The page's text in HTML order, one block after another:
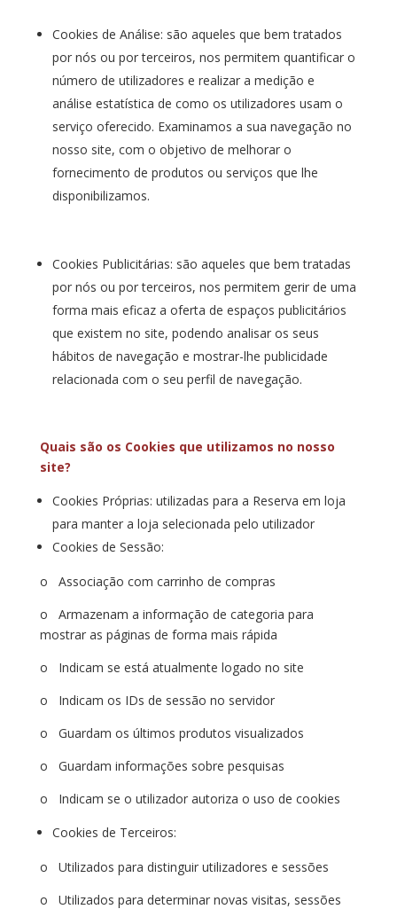
Cookies de Análise: são aqueles que bem tratados
por nós ou por terceiros, nos permitem quantificar o
número de utilizadores e realizar a medição e
análise estatística de como os utilizadores usam o
serviço oferecido. Examinamos a sua navegação no
nosso site, com o objetivo de melhorar o
fornecimento de produtos ou serviços que lhe
disponibilizamos.
Cookies Publicitárias: são aqueles que bem tratadas
por nós ou por terceiros, nos permitem gerir de uma
forma mais eficaz a oferta de espaços publicitários
que existem no site, podendo analisar os seus
hábitos de navegação e mostrar-lhe publicidade
relacionada com o seu perfil de navegação.
Quais são os Cookies que utilizamos no nosso
site?
Cookies Próprias: utilizadas para a Reserva em loja
para manter a loja selecionada pelo utilizador
Cookies de Sessão:
o Associação com carrinho de compras
o Armazenam a informação de categoria para
mostrar as páginas de forma mais rápida
o Indicam se está atualmente logado no site
o Indicam os IDs de sessão no servidor
o Guardam os últimos produtos visualizados
o Guardam informações sobre pesquisas
o Indicam se o utilizador autoriza o uso de cookies
Cookies de Terceiros:
o Utilizados para distinguir utilizadores e sessões
o Utilizados para determinar novas visitas, sessões